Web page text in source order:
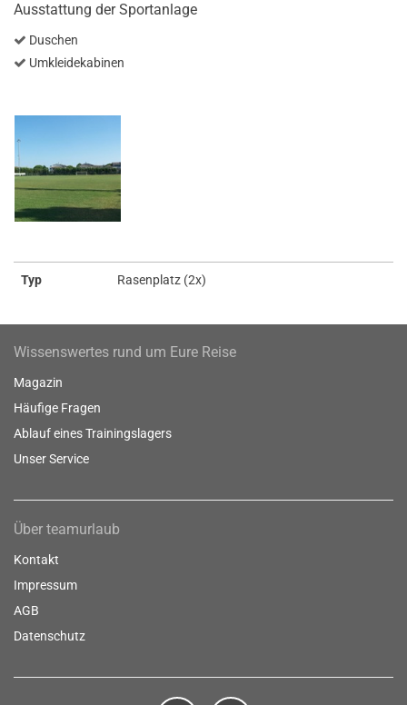
Ausstattung der Sportanlage
Duschen
Umkleidekabinen
Typ Rasenplatz (2x)
Wissenswertes rund um Eure Reise
Magazin
Häufige Fragen
Ablauf eines Trainingslagers
Unser Service
Über teamurlaub
Kontakt
Impressum
AGB
Datenschutz